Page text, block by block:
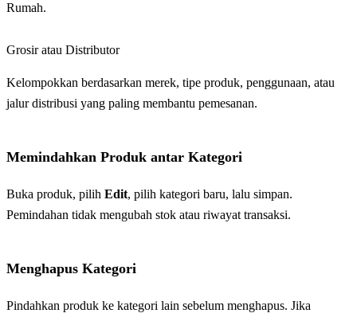
Rumah.
Grosir atau Distributor
Kelompokkan berdasarkan merek, tipe produk, penggunaan, atau
jalur distribusi yang paling membantu pemesanan.
Memindahkan Produk antar Kategori
Buka produk, pilih Edit, pilih kategori baru, lalu simpan.
Pemindahan tidak mengubah stok atau riwayat transaksi.
Menghapus Kategori
Pindahkan produk ke kategori lain sebelum menghapus. Jika